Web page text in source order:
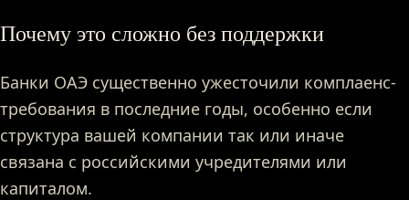
Почему это сложно без поддержки
Банки ОАЭ существенно ужесточили комплаенс-
требования в последние годы, особенно если
структура вашей компании так или иначе
связана с российскими учредителями или
капиталом.